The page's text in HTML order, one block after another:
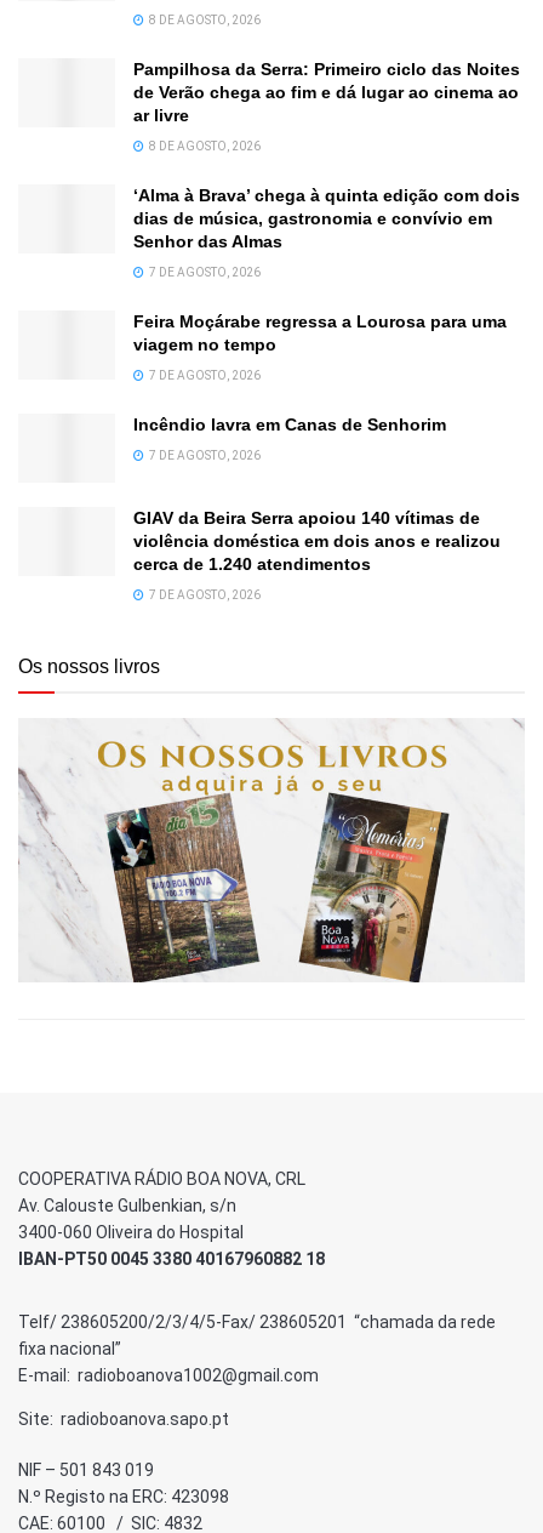
8 DE AGOSTO, 2026
Pampilhosa da Serra: Primeiro ciclo das Noites
de Verão chega ao fim e dá lugar ao cinema ao
ar livre
8 DE AGOSTO, 2026
‘Alma à Brava’ chega à quinta edição com dois
dias de música, gastronomia e convívio em
Senhor das Almas
7 DE AGOSTO, 2026
Feira Moçárabe regressa a Lourosa para uma
viagem no tempo
7 DE AGOSTO, 2026
Incêndio lavra em Canas de Senhorim
7 DE AGOSTO, 2026
GIAV da Beira Serra apoiou 140 vítimas de
violência doméstica em dois anos e realizou
cerca de 1.240 atendimentos
7 DE AGOSTO, 2026
Os nossos livros
COOPERATIVA RÁDIO BOA NOVA, CRL
Av. Calouste Gulbenkian, s/n
3400-060 Oliveira do Hospital
IBAN-PT50 0045 3380 40167960882 18
Telf/ 238605200/2/3/4/5-Fax/ 238605201 “chamada da rede
fixa nacional”
E-mail: radioboanova1002@gmail.com
Site: radioboanova.sapo.pt
NIF – 501 843 019
N.º Registo na ERC: 423098
CAE: 60100 / SIC: 4832